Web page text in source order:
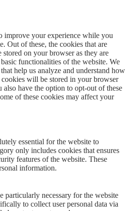
improve your experience while you
Out of these, the cookies that are
stored on your browser as they are
functionalities of the website. We
help us analyze and understand how
will be stored in your browser
have the option to opt-out of these
of these cookies may affect your
essential for the website to
only includes cookies that ensures
features of the website. These
information.
particularly necessary for the website
to collect user personal data via